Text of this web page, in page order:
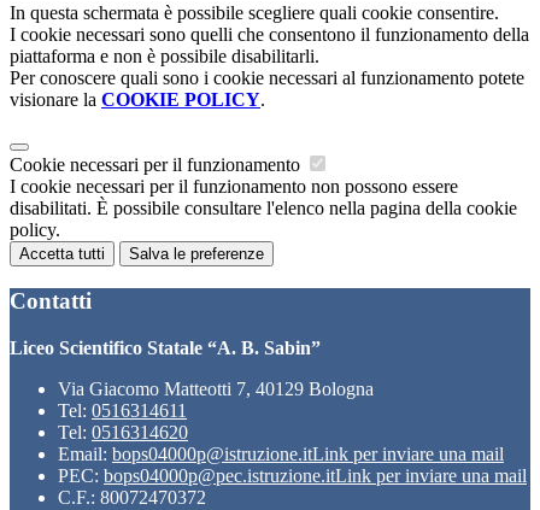
In questa schermata è possibile scegliere quali cookie consentire.
I cookie necessari sono quelli che consentono il funzionamento della
piattaforma e non è possibile disabilitarli.
Per conoscere quali sono i cookie necessari al funzionamento potete
visionare la COOKIE POLICY.
Cookie necessari per il funzionamento
I cookie necessari per il funzionamento non possono essere
disabilitati. È possibile consultare l'elenco nella pagina della cookie
policy.
Accetta tutti Salva le preferenze
Contatti
Liceo Scientifico Statale “A. B. Sabin”
Via Giacomo Matteotti 7, 40129 Bologna
Tel: 0516314611
Tel: 0516314620
Email: bops04000p@istruzione.itLink per inviare una mail
PEC: bops04000p@pec.istruzione.itLink per inviare una mail
C.F.: 80072470372